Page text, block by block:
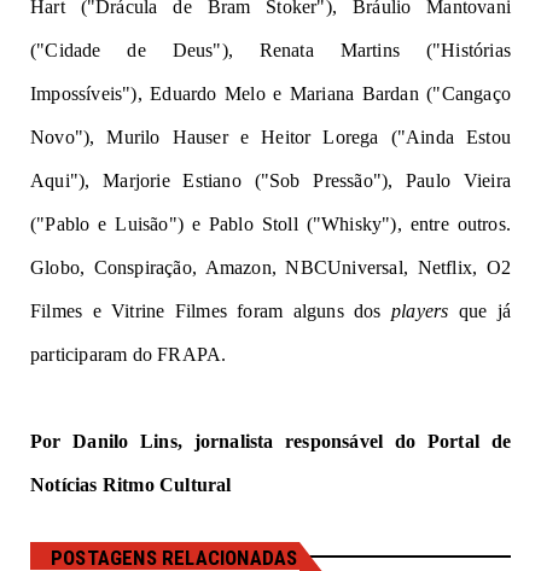
Hart ("Drácula de Bram Stoker"), Bráulio Mantovani
("Cidade de Deus"), Renata Martins ("Histórias
Impossíveis"), Eduardo Melo e Mariana Bardan ("Cangaço
Novo"), Murilo Hauser e Heitor Lorega ("Ainda Estou
Aqui"), Marjorie Estiano ("Sob Pressão"), Paulo Vieira
("Pablo e Luisão") e Pablo Stoll ("Whisky"), entre outros.
Globo, Conspiração, Amazon, NBCUniversal, Netflix, O2
Filmes e Vitrine Filmes foram alguns dos players que já
participaram do FRAPA.
Por Danilo Lins, jornalista responsável do Portal de
Notícias Ritmo Cultural
POSTAGENS RELACIONADAS